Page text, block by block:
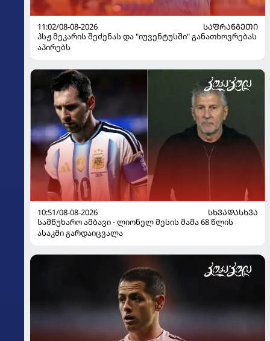
11:02/08-08-2026
ᲡᲐᲤᲠᲐᲜᲒᲔᲗᲘ
პსჟ მეკარის შეძენას და "იუვენტუსში" განათხოვრებას
აპირებს
10:51/08-08-2026
ᲡᲮᲕᲐᲓᲐᲡᲮᲕᲐ
სამწუხარო ამბავი - ლიონელ მესის მამა 68 წლის
ასაკში გარდაიცვალა